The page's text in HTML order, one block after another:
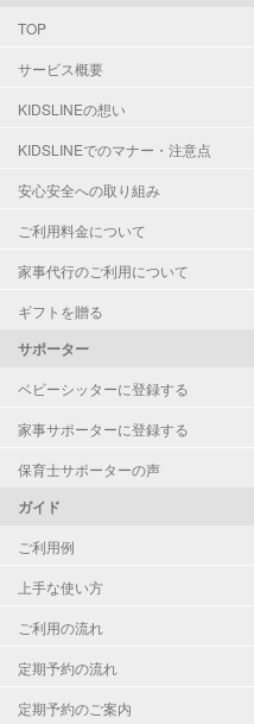
TOP
サービス概要
KIDSLINEの想い
KIDSLINEでのマナー・注意点
安心安全への取り組み
ご利用料金について
家事代行のご利用について
ギフトを贈る
サポーター
ベビーシッターに登録する
家事サポーターに登録する
保育士サポーターの声
ガイド
ご利用例
上手な使い方
ご利用の流れ
定期予約の流れ
定期予約のご案内